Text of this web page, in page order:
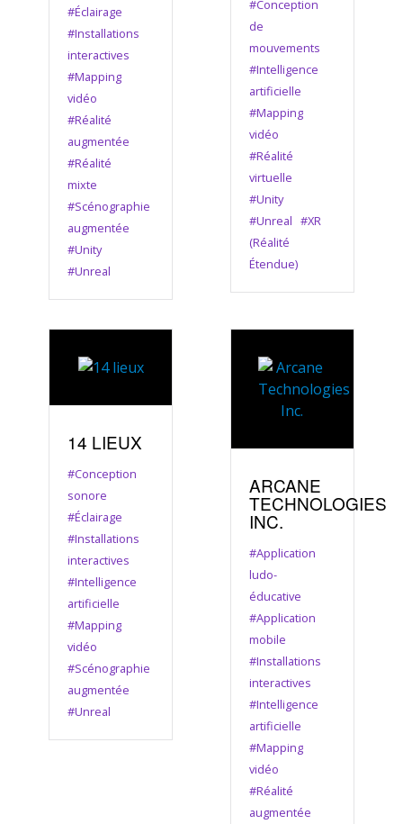
#Éclairage
#Installations
interactives
#Mapping
vidéo
#Réalité
augmentée
#Réalité
mixte
#Scénographie
augmentée
#Unity
#Unreal
#Conception
de
mouvements
#Intelligence
artificielle
#Mapping
vidéo
#Réalité
virtuelle
#Unity
#Unreal #XR
(Réalité
Étendue)
14 LIEUX
#Conception
sonore
#Éclairage
#Installations
interactives
#Intelligence
artificielle
#Mapping
vidéo
#Scénographie
augmentée
#Unreal
ARCANE
TECHNOLOGIES
INC.
#Application
ludo-
éducative
#Application
mobile
#Installations
interactives
#Intelligence
artificielle
#Mapping
vidéo
#Réalité
augmentée